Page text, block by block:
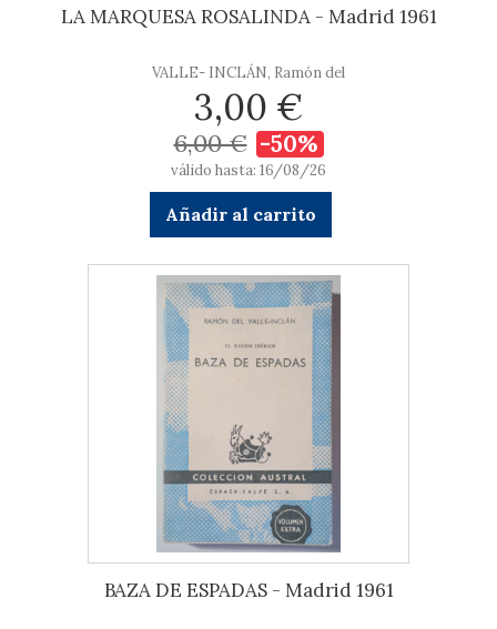
LA MARQUESA ROSALINDA - Madrid 1961
VALLE- INCLÁN, Ramón del
3,00 €
6,00 € -50%
válido hasta: 16/08/26
Añadir al carrito
BAZA DE ESPADAS - Madrid 1961